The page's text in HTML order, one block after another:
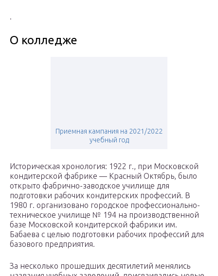
.
О колледже
Приемная кампания на 2021/2022
учебный год
Историческая хронология: 1922 г., при Московской
кондитерской фабрике — Красный Октябрь, было
открыто фабрично-заводское училище для
подготовки рабочих кондитерских профессий. В
1980 г. организовано городское профессионально-
техническое училище № 194 на производственной
базе Московской кондитерской фабрики им.
Бабаева с целью подготовки рабочих профессий для
базового предприятия.
За несколько прошедших десятилетий менялись